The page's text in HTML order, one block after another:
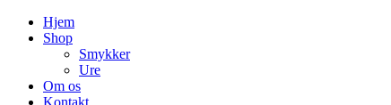
Hjem
Shop
Smykker
Ure
Om os
Kontakt